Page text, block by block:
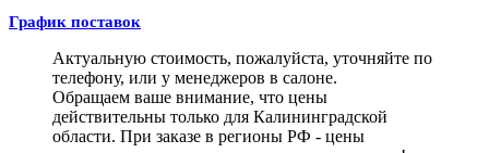
График поставок
Актуальную стоимость, пожалуйста, уточняйте по
телефону, или у менеджеров в салоне.
Обращаем ваше внимание, что цены
действительны только для Калининградской
области. При заказе в регионы РФ - цены